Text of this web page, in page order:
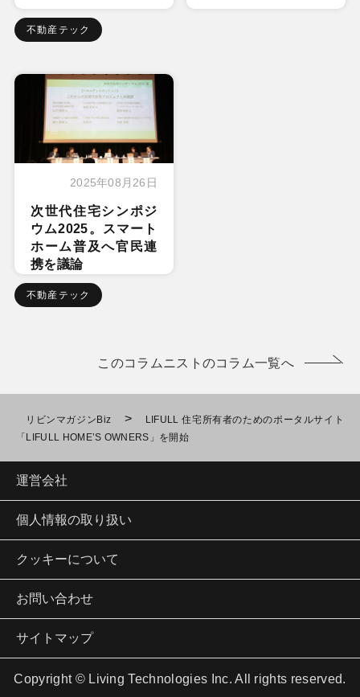
不動産テック
2025年08月26日
次世代住宅シンポジ
ウム2025。スマート
ホーム普及へ官民連
携を議論
不動産テック
このコラムニストのコラム一覧へ
リビンマガジンBiz >
LIFULL 住宅所有者のためのポータルサイト
「LIFULL HOME’S OWNERS」を開始
運営会社
個人情報の取り扱い
クッキーについて
お問い合わせ
サイトマップ
Copyright © Living Technologies Inc. All rights reserved.